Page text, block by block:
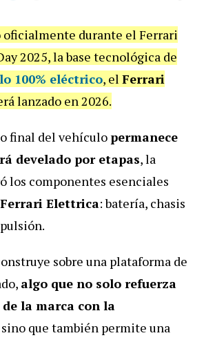
durante el Ferrari
2025, la base tecnológica de
100% eléctrico, el Ferrari
lanzado en 2026.
final del vehículopermanece
develado por etapas, la
los componentes esenciales
Ferrari Elettrica: batería, chasis
sobre una plataforma de
algo que no solo refuerza
la marca con la
sino que también permite una